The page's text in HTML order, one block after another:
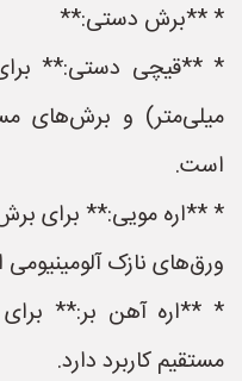
* **برش دستی:**
میلی‌متر) و برش‌های
است.
* **اره مویی:** برای
ورق‌های نازک
* **اره آهن بر:**
مستقیم کاربرد دارد.